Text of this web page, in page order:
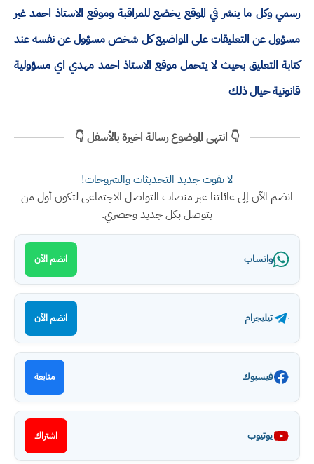
رسمي وكل ما ينشر في الموقع يخضع للمراقبة وموقع الاستاذ احمد غير
مسؤول عن التعليقات على المواضيع كل شخص مسؤول عن نفسه عند
كتابة التعليق بحيث لا يتحمل موقع الاستاذ احمد مهدي اي مسؤولية
قانونية حيال ذلك
👇 انتهى الموضوع رسالة اخيرة بالأسفل 👇
لا تفوت جديد التحديثات والشروحات!
انضم الآن إلى عائلتنا عبر منصات التواصل الاجتماعي لتكون أول من
يتوصل بكل جديد وحصري.
واتساب انضم الآن
تيليجرام انضم الآن
فيسبوك متابعة
يوتيوب اشتراك